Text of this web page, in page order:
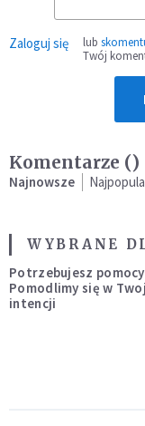
Zaloguj się lub
Twój
Komentarze ()
Najnowsze
WYBRANE
Potrzebujesz
Pomodlimy się w
intencji